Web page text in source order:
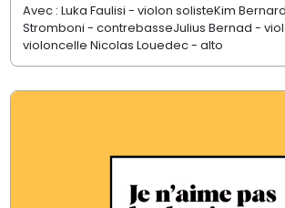
Avec : Luka Faulisi - violon solisteKim
Stromboni - contrebasseJulius Bernad -
violoncelle Nicolas Louedec - alto